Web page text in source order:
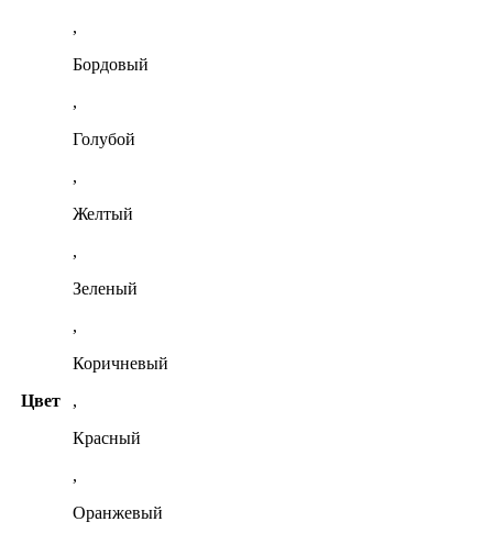
Цвет
,
Бордовый
,
Голубой
,
Желтый
,
Зеленый
,
Коричневый
,
Красный
,
Оранжевый